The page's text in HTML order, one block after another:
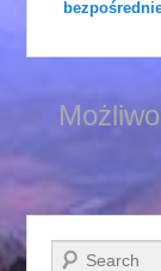
Szukaj